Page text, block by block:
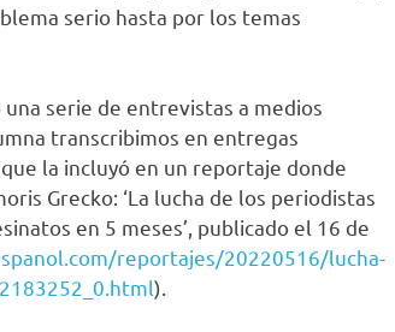
serio hasta por los temas
una serie de entrevistas a medios
transcribimos en entregas
la incluyó en un reportaje donde
Grecko: ‘La lucha de los periodistas
en 5 meses’, publicado el 16 de
reportajes/20220516/lucha-
).